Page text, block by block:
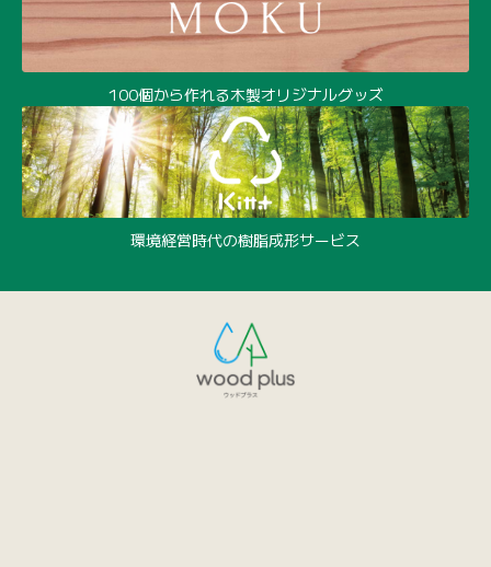
100個から作れる木製オリジナルグッズ
環境経営時代の樹脂成形サービス